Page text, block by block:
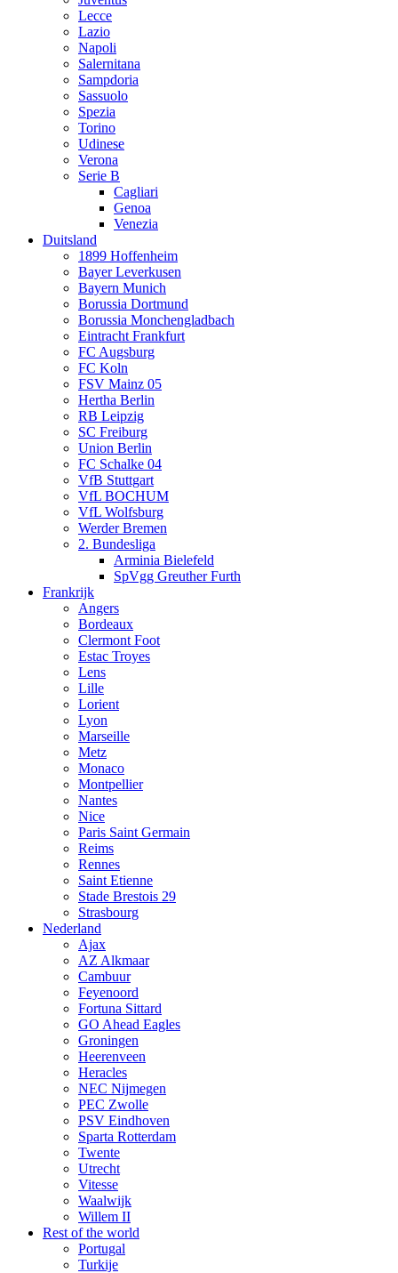
Lecce
Lazio
Napoli
Salernitana
Sampdoria
Sassuolo
Spezia
Torino
Udinese
Verona
Serie B
Cagliari
Genoa
Venezia
Duitsland
1899 Hoffenheim
Bayer Leverkusen
Bayern Munich
Borussia Dortmund
Borussia Monchengladbach
Eintracht Frankfurt
FC Augsburg
FC Koln
FSV Mainz 05
Hertha Berlin
RB Leipzig
SC Freiburg
Union Berlin
FC Schalke 04
VfB Stuttgart
VfL BOCHUM
VfL Wolfsburg
Werder Bremen
2. Bundesliga
Arminia Bielefeld
SpVgg Greuther Furth
Frankrijk
Angers
Bordeaux
Clermont Foot
Estac Troyes
Lens
Lille
Lorient
Lyon
Marseille
Metz
Monaco
Montpellier
Nantes
Nice
Paris Saint Germain
Reims
Rennes
Saint Etienne
Stade Brestois 29
Strasbourg
Nederland
Ajax
AZ Alkmaar
Cambuur
Feyenoord
Fortuna Sittard
GO Ahead Eagles
Groningen
Heerenveen
Heracles
NEC Nijmegen
PEC Zwolle
PSV Eindhoven
Sparta Rotterdam
Twente
Utrecht
Vitesse
Waalwijk
Willem II
Rest of the world
Portugal
Turkije